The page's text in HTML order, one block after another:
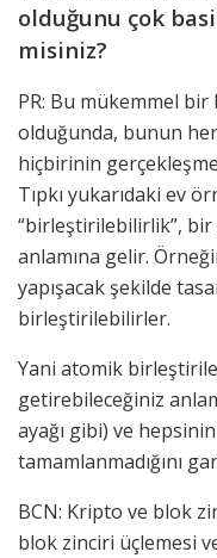
olduğunu çok
misiniz?
PR: Bu mükemmel
olduğunda, bunun her
hiçbirinin
Tıpkı yukarıdaki ev
“birleştirilebilirlik”,
anlamına gelir.
yapışacak şekilde
birleştirilebilirler.
Yani atomik
getirebileceğiniz
ayağı gibi) ve
tamamlanmadığını
BCN: Kripto ve blok
blok zinciri üçlemesi